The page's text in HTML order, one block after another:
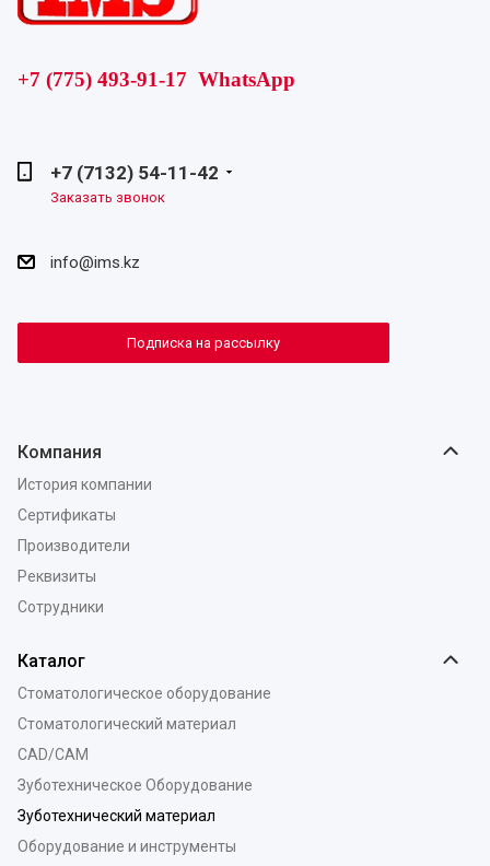
+7 (775) 493-91-17 WhatsApp
+7 (7132) 54-11-42
Заказать звонок
info@ims.kz
Подписка на рассылку
Компания
История компании
Сертификаты
Производители
Реквизиты
Сотрудники
Каталог
Стоматологическое оборудование
Стоматологический материал
CAD/CAM
Зуботехническое Оборудование
Зуботехнический материал
Оборудование и инструменты